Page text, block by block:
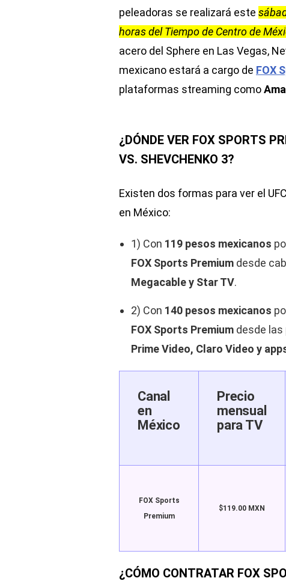
peleadoras se realizará este
horas del Tiempo de Centro de
acero del Sphere en Las Vegas,
mexicano estará a cargo de FOX
plataformas streaming como
¿DÓNDE VER FOX SPORTS
VS. SHEVCHENKO 3?
Existen dos formas para ver el
en México:
1) Con 119 pesos mexicanos
FOX Sports Premium desde
Megacable y Star TV.
2) Con 140 pesos mexicanos
FOX Sports Premium desde
Prime Video, Claro Video y
Canal
en
México
Precio
mensual
para TV
FOX Sports
Premium
$119.00 MXN
¿CÓMO CONTRATAR FOX